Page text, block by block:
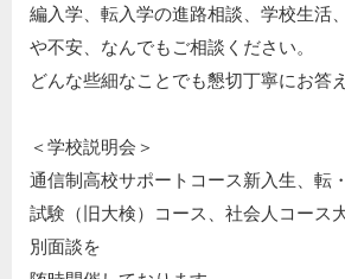
編入学、転入学の進路相談、学校生活
や不安、なんでもご相談ください。
どんな些細なことでも懇切丁寧にお答
＜学校説明会＞
通信制高校サポートコース新入生、転
試験（旧大検）コース、社会人コース
別面談を